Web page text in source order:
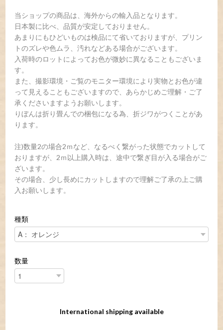
当ショップの商品は、海外からの輸入品となります。
日本製に比べ、品質が安定しておりません。
あまりにもひどいものは検品にて省いておりますが、プリン
トのズレや色ムラ、汚れなどある場合がございます。
入荷時のロットによってお色が微妙に異なることもございま
す。
また、撮影環境・ご覧のモニター環境により実物とお色が違
って見えることもございますので、あらかじめご理解・ご了
承くださいますようお願いします。
りぼんは折り畳んでの梱包になる為、折ジワがつくことがあ
ります。
注)数量2の場合2ｍなど、なるべく繋がった状態でカットして
おりますが、2ｍ以上購入時は、途中で繋ぎ目が入る場合がご
ざいます。
その場合、少し長めにカットしますので理解ご了承の上ご購
入お願いします。
種類
数量
International shipping available